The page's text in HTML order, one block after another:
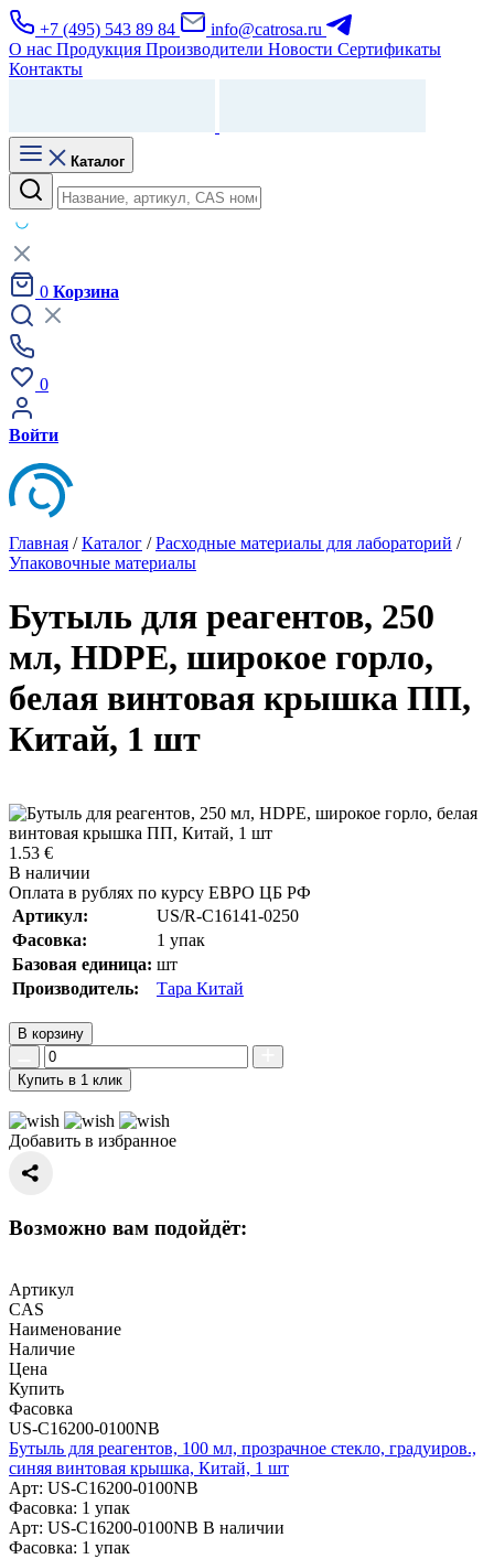
+7 (495) 543 89 84
info@catrosa.ru
О нас Продукция Производители Новости Сертификаты
Контакты
Каталог
0 Корзина
0
Войти
Главная /Каталог /Расходные материалы для лабораторий /
Упаковочные материалы
Бутыль для реагентов, 250
мл, HDPE, широкое горло,
белая винтовая крышка ПП,
Китай, 1 шт
1.53 €
В наличии
Оплата в рублях по курсу ЕВРО ЦБ РФ
Артикул:
US/R-C16141-0250
Фасовка:
1 упак
Базовая единица: шт
Производитель:
Тара Китай
В корзину
Купить в 1 клик
Добавить в избранное
Возможно вам подойдёт:
Артикул
CAS
Наименование
Наличие
Цена
Купить
Фасовка
US-C16200-0100NB
Бутыль для реагентов, 100 мл, прозрачное стекло, градуиров.,
синяя винтовая крышка, Китай, 1 шт
Арт: US-C16200-0100NB
Фасовка: 1 упак
Арт: US-C16200-0100NB В наличии
Фасовка: 1 упак